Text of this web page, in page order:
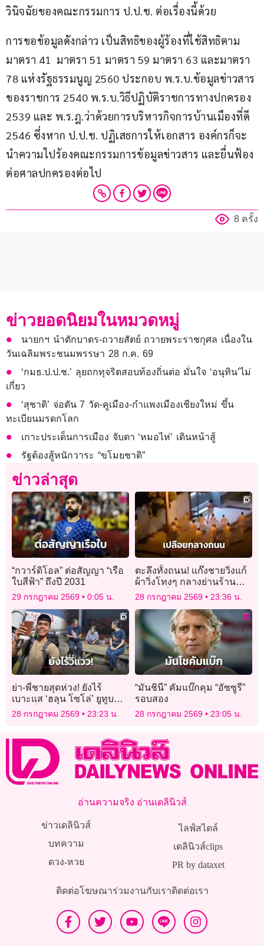
วินิจฉัยของคณะกรรมการ ป.ป.ช. ต่อเรื่องนี้ด้วย
การขอข้อมูลดังกล่าว เป็นสิทธิของผู้ร้องที่ใช้สิทธิตาม
มาตรา 41  มาตรา 51 มาตรา 59 มาตรา 63 และมาตรา
78 แห่งรัฐธรรมนูญ 2560 ประกอบ พ.ร.บ.ข้อมูลข่าวสาร
ของราชการ 2540 พ.ร.บ.วิธีปฏิบัติราชการทางปกครอง
2539 และ พ.ร.ฎ.ว่าด้วยการบริหารกิจการบ้านเมืองที่ดี
2546 ซึ่งหาก ป.ป.ช. ปฏิเสธการให้เอกสาร องค์กรก็จะ
นำความไปร้องคณะกรรมการข้อมูลข่าวสาร และยื่นฟ้อง
ต่อศาลปกครองต่อไป
8 ครั้ง
ข่าวยอดนิยมในหมวดหมู่
นายกฯ นำตักบาตร-ถวายสัตย์ ถวายพระราชกุศล เนื่องใน
วันเฉลิมพระชนมพรรษา 28 ก.ค. 69
‘กมธ.ป.ป.ช.’ ลุยถกทุจริตสอบท้องถิ่นต่อ มั่นใจ ‘อนุทิน’ไม่
เกี่ยว
‘สุชาติ’ จ่อดัน 7 วัด-คูเมือง-กำแพงเมืองเชียงใหม่ ขึ้น
ทะเบียนมรดกโลก
เกาะประเด็นการเมือง จับตา ‘หมอไห่’ เดินหน้าสู้
รัฐต้องสู้หนักวาระ “ขโมยชาติ”
ข่าวล่าสุด
“กวาร์ดิโอล” ต่อสัญญา “เรือ
ใบสีฟ้า” ถึงปี 2031
29 กรกฎาคม 2569 0:05 น.
ตะลึงทั้งถนน! แก๊งชายวิ่งแก้
ผ้าวิ่งโทงๆ กลางย่านร้าน
อาหารชื่อดังในออสเตรเลีย
28 กรกฎาคม 2569 23:36 น.
ย่า-พี่ชายสุดห่วง! ยังไร้
เบาะแส ‘ฮลุน โซโล่’ ยูทูบ
เบอร์ชื่อดังหายตัวปริศนา
จอร์เจีย
28 กรกฎาคม 2569 23:23 น.
“มันชินี” คัมแบ๊กคุม “อัซซูรี”
รอบสอง
28 กรกฎาคม 2569 23:05 น.
อ่านความจริง อ่านเดลินิวส์
ข่าวเดลินิวส์
บทความ
ดวง-หวย
ไลฟ์สไตล์
เดลินิวส์clips
PR by dataxet
ติดต่อโฆษณาร่วมงานกับเราติดต่อเรา